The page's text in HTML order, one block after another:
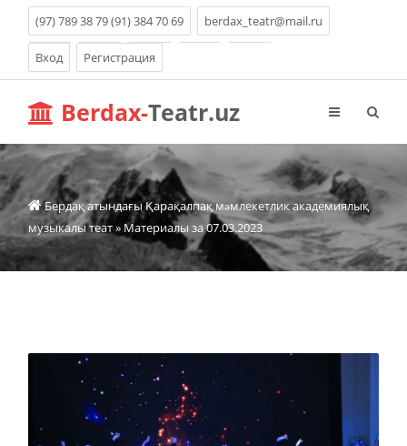
(97) 789 38 79 (91) 384 70 69 berdax_teatr@mail.ru
Вход Регистрация
Berdax-Teatr.uz
Бердақ атындағы Қарақалпақ мəмлекетлик академиялық
музыкалы теат» Материалы за 07.03.2023